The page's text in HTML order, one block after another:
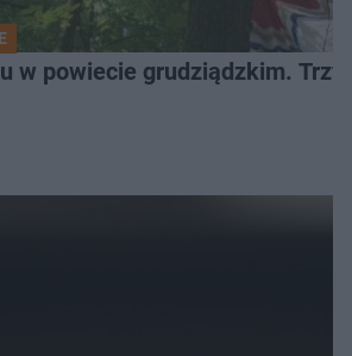
w powiecie grudziądzkim.